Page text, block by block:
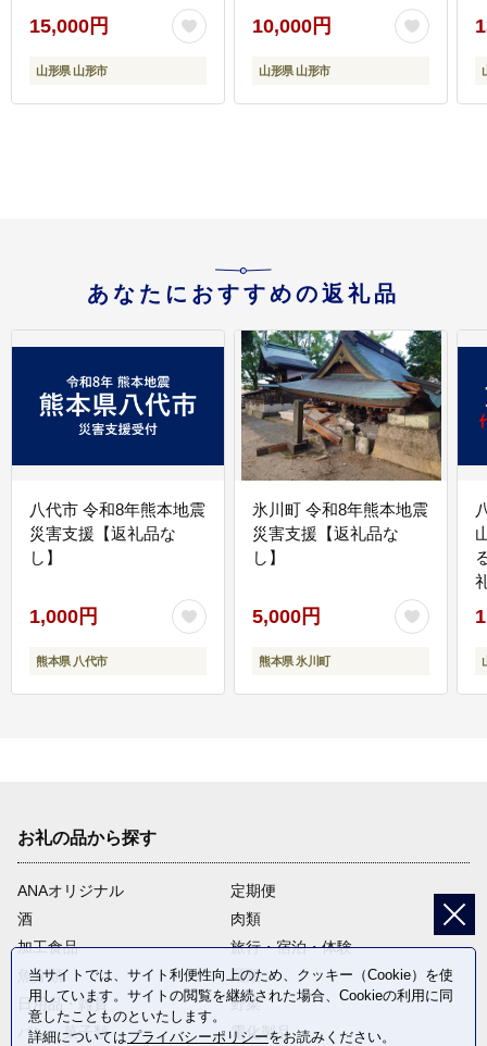
約】FS25-780
15,000円
山形県 山形市
10,000円
山形県 山形市
あなたにおすすめの返礼品
八代市 令和8年熊本地震
災害支援【返礼品な
し】
1,000円
熊本県 八代市
氷川町 令和8年熊本地震
災害支援【返礼品な
し】
5,000円
熊本県 氷川町
お礼の品から探す
ANAオリジナル
定期便
酒
肉類
加工食品
旅行・宿泊・体験
魚介類
麺類
日用品・雑貨
野菜
パン・菓子類
電化製品
当サイトでは、サイト利便性向上のため、クッキー（Cookie）を使
用しています。サイトの閲覧を継続された場合、Cookieの利用に同
意したことものといたします。
詳細についてはプライバシーポリシーをお読みください。